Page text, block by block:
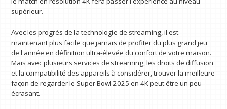
supérieur.
Avec les progrès de la technologie de streaming, il est
maintenant plus facile que jamais de profiter du plus grand jeu
de l'année en définition ultra-élevée du confort de votre maison.
Mais avec plusieurs services de streaming, les droits de diffusion
et la compatibilité des appareils à considérer, trouver la meilleure
façon de regarder le Super Bowl 2025 en 4K peut être un peu
écrasant.